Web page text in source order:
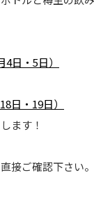
日・5日）
日・19日）
ます！
接ご確認下さい。